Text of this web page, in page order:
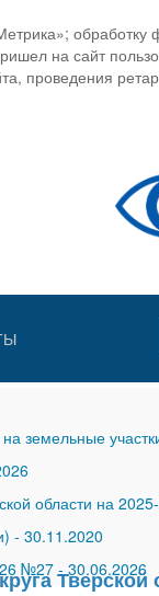
на сайт
проведения
земельные
области на
- 30.11.2020
№27-30.06.2026
Тверской